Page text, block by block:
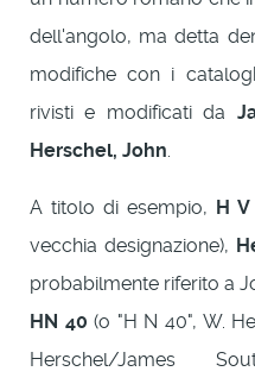
dell'angolo, ma detta
modifiche con i
rivisti e modificati da
Herschel, John
A titolo di esempio, H V
vecchia designazione),
probabilmente riferito a
HN 40 (o "H N 40", W.
Herschel/James